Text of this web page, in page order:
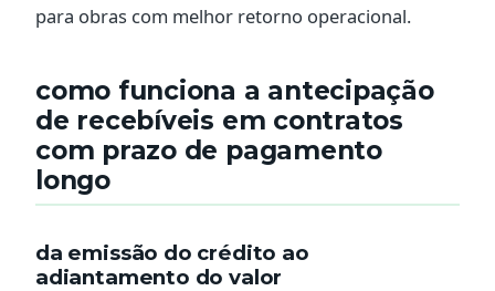
para obras com melhor retorno operacional.
como funciona a antecipação
de recebíveis em contratos
com prazo de pagamento
longo
da emissão do crédito ao
adiantamento do valor